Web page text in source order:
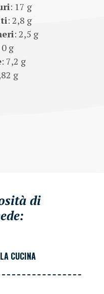
: 17 g
: 2,8 g
: 2,5 g
0 g
: 7,2 g
g
di
CUCINA